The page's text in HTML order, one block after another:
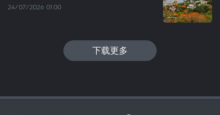
24/07/2026 01:00
下载更多